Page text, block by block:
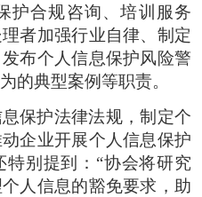
护合规咨询、培训服务
者加强行业自律、制定
布个人信息保护风险警
的典型案例等职责。
保护法律法规，制定个
企业开展个人信息保护
别提到：“协会将研究
人信息的豁免要求，助